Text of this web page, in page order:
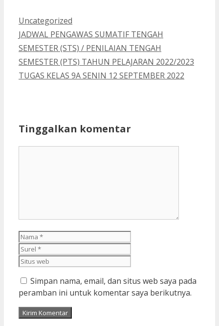
Kategori
Uncategorized
JADWAL PENGAWAS SUMATIF TENGAH
SEMESTER (STS) / PENILAIAN TENGAH
SEMESTER (PTS) TAHUN PELAJARAN 2022/2023
TUGAS KELAS 9A SENIN 12 SEPTEMBER 2022
Tinggalkan komentar
Nama
Simpan nama, email, dan situs web saya pada
peramban ini untuk komentar saya berikutnya.